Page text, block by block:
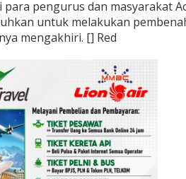
para pengurus dan masyarakat
untuk melakukan
mengakhiri. [] Red